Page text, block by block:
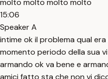
molto molto molto molto
15:06
Speaker A
intime ok il problema qual
momento periodo della sua
armando ok va bene e
amici fatto sta che non vi